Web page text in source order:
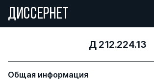
ДИССЕРНЕТ
Д 212.224.13
Общая информация